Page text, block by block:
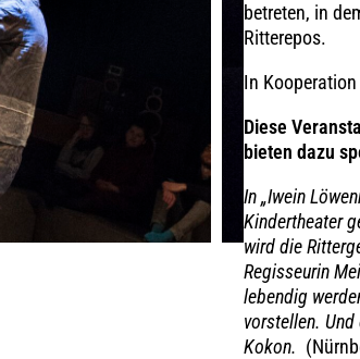
betreten, in
Ritterepos.
In
Diese
bieten dazu
In „Iwein
Kindertheater
wird die
Regisseurin
lebendig
vorstellen.
Kokon.